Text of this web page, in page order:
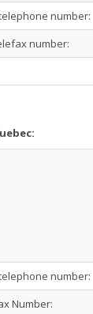
number:
number:
number:
Number: